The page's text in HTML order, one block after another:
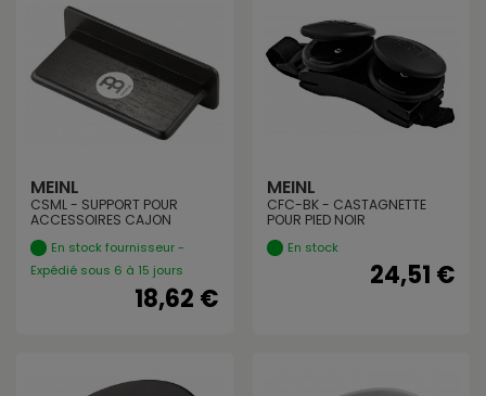
MEINL
CSML - SUPPORT POUR
ACCESSOIRES CAJON
En stock fournisseur -
Expédié sous 6 à 15 jours
18,62 €
MEINL
CFC-BK - CASTAGNETTE
POUR PIED NOIR
En stock
24,51 €